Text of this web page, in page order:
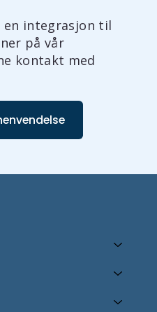
integrasjon til
på vår
kontakt med